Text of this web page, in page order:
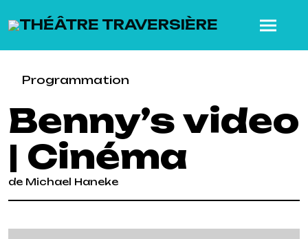
Programmation
Benny’s video
| Cinéma
de Michael Haneke